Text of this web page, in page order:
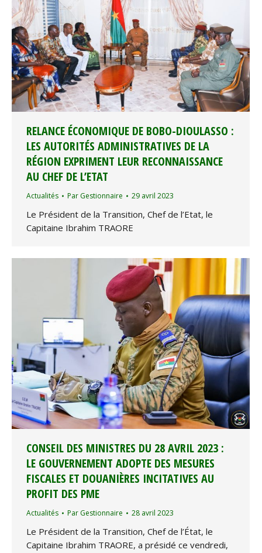
RELANCE ÉCONOMIQUE DE BOBO-DIOULASSO :
LES AUTORITÉS ADMINISTRATIVES DE LA
RÉGION EXPRIMENT LEUR RECONNAISSANCE
AU CHEF DE L’ETAT
Actualités Par Gestionnaire 29 avril 2023
Le Président de la Transition, Chef de l’Etat, le
Capitaine Ibrahim TRAORE
CONSEIL DES MINISTRES DU 28 AVRIL 2023 :
LE GOUVERNEMENT ADOPTE DES MESURES
FISCALES ET DOUANIÈRES INCITATIVES AU
PROFIT DES PME
Actualités Par Gestionnaire 28 avril 2023
Le Président de la Transition, Chef de l’État, le
Capitaine Ibrahim TRAORE, a présidé ce vendredi,